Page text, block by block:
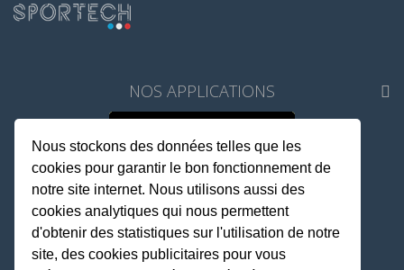
NOS APPLICATIONS
Nous stockons des données telles que les
cookies pour garantir le bon fonctionnement de
notre site internet. Nous utilisons aussi des
cookies analytiques qui nous permettent
d'obtenir des statistiques sur l'utilisation de notre
site, des cookies publicitaires pour vous